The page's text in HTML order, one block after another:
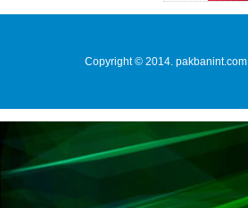
Copyright © 2014. pakbanint.com